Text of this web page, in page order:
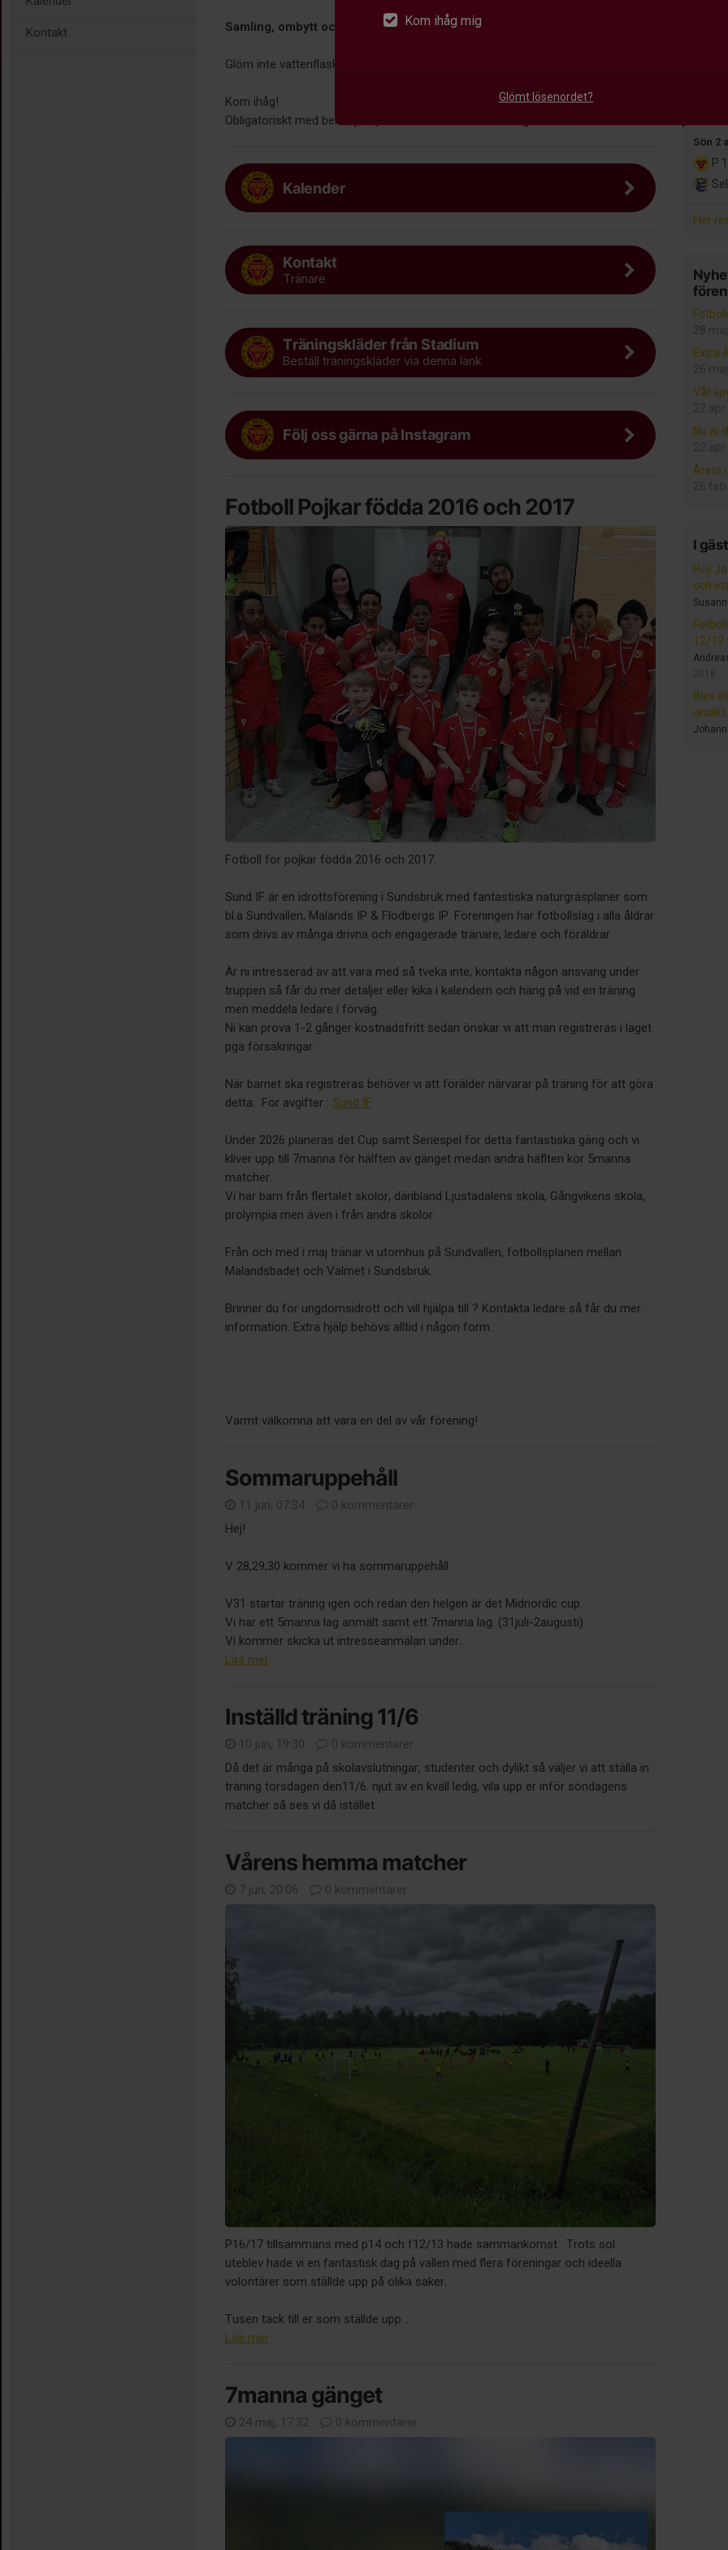
Kom ihåg mig
Glömt lösenordet?
Kontakt
Alla
Sön 2
P
Fler
28 maj
Extra
26 maj
Vår
22 apr
Nu är
22 apr
Årets
26 feb
I
Hej!
och
12/13
2018
Blev
ursäkt.
Samling, ombytt och klar 15 minuter innan.
Glöm inte vattenflaska och kläder efter väder.
Kom ihåg!
Obligatoriskt med benskydd på både matcher och träningar.
Kalender
Kontakt
Tränare
Träningskläder från Stadium
Beställ träningskläder via denna länk
Följ oss gärna på Instagram
Fotboll Pojkar födda 2016 och 2017
Fotboll för pojkar födda 2016 och 2017.
Sund IF är en idrottsförening i Sundsbruk med fantastiska naturgräsplaner som
bl.a Sundvallen, Malands IP & Flodbergs IP. Föreningen har fotbollslag i alla åldrar
som drivs av många drivna och engagerade tränare, ledare och föräldrar.
Är ni intresserad av att vara med så tveka inte, kontakta någon ansvarig under
truppen så får du mer detaljer eller kika i kalendern och häng på vid en träning
men meddela ledare i förväg.
Ni kan prova 1-2 gånger kostnadsfritt sedan önskar vi att man registreras i laget
pga försäkringar.
När barnet ska registreras behöver vi att förälder närvarar på träning för att göra
detta. För avgifter : Sund IF
Under 2026 planeras det Cup samt Seriespel för detta fantastiska gäng och vi
kliver upp till 7manna för hälften av gänget medan andra häflten kör 5manna
matcher.
Vi har barn från flertalet skolor, däribland Ljustadalens skola, Gångvikens skola,
prolympia men även i från andra skolor.
Från och med i maj tränar vi utomhus på Sundvallen, fotbollsplanen mellan
Malandsbadet och Valmet i Sundsbruk.
Brinner du för ungdomsidrott och vill hjälpa till ? Kontakta ledare så får du mer
information. Extra hjälp behövs alltid i någon form.
Varmt välkomna att vara en del av vår förening!
Sommaruppehåll
11 jun, 07:34
0 kommentarer
Hej!
V 28,29,30 kommer vi ha sommaruppehåll.
V31 startar träning igen och redan den helgen är det Midnordic cup.
Vi har ett 5manna lag anmält samt ett 7manna lag. (31juli-2augusti)
Vi kommer skicka ut intresseanmälan under...
Läs mer
Inställd träning 11/6
10 jun, 19:30
0 kommentarer
Då det är många på skolavslutningar, studenter och dylikt så väljer vi att ställa in
träning torsdagen den11/6. njut av en kväll ledig, vila upp er inför söndagens
matcher så ses vi då istället.
Vårens hemma matcher
7 jun, 20:06 0 kommentarer
P16/17 tillsammans med p14 och f12/13 hade sammankomst. Trots sol
uteblev hade vi en fantastisk dag på vallen med flera föreningar och ideella
volontärer som ställde upp på olika saker.
Tusen tack till er som ställde upp...
Läs mer
7manna gänget
24 maj, 17:32 0 kommentarer